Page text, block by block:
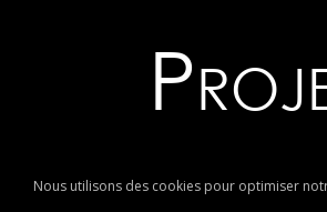
Nous utilisons des cookies pour optimiser